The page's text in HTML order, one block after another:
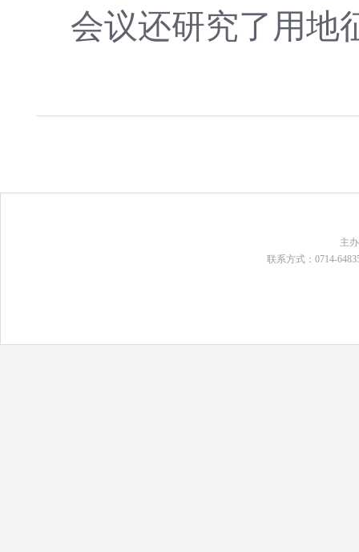
会议还研究了 用地
主
联系方式：0714-